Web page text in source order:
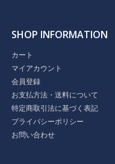
SHOP INFORMATION
カート
マイアカウント
会員登録
お支払方法・送料について
特定商取引法に基づく表記
プライバシーポリシー
お問い合わせ